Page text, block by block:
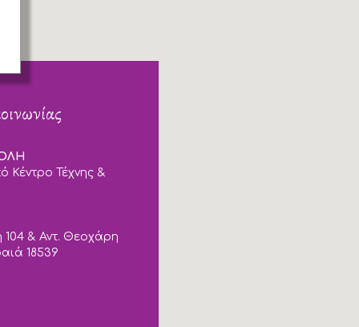
Κέντρο Τέχνης &
104 & Αντ. Θεοχάρη
18539